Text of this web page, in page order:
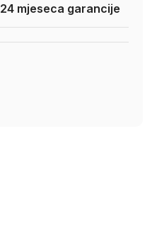
24 mjeseca garancije